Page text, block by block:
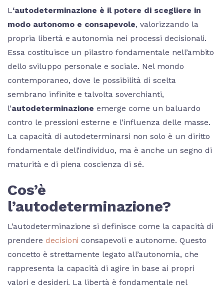
L‘autodeterminazione è il potere di scegliere in
modo autonomo e consapevole, valorizzando la
propria libertà e autonomia nei processi decisionali.
Essa costituisce un pilastro fondamentale nell’ambito
dello sviluppo personale e sociale. Nel mondo
contemporaneo, dove le possibilità di scelta
sembrano infinite e talvolta soverchianti,
l’autodeterminazione emerge come un baluardo
contro le pressioni esterne e l’influenza delle masse.
La capacità di autodeterminarsi non solo è un diritto
fondamentale dell’individuo, ma è anche un segno di
maturità e di piena coscienza di sé.
Cos’è
l’autodeterminazione?
L’autodeterminazione si definisce come la capacità di
prendere decisioni consapevoli e autonome. Questo
concetto è strettamente legato all’autonomia, che
rappresenta la capacità di agire in base ai propri
valori e desideri. La libertà è fondamentale nel